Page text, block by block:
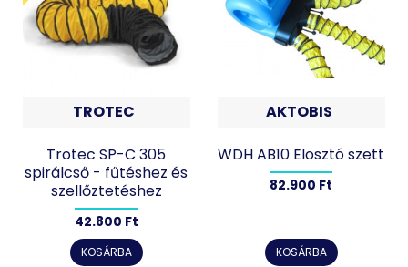
TROTEC
Trotec SP-C 305
spirálcső - fűtéshez és
szellőztetéshez
42.800 Ft
KOSÁRBA
AKTOBIS
WDH AB10 Elosztó szett
82.900 Ft
KOSÁRBA